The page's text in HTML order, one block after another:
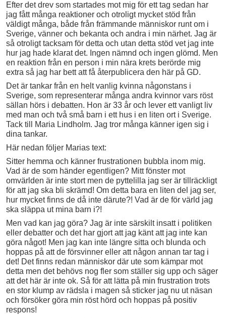
Efter det drev som startades mot mig för ett tag sedan har
jag fått många reaktioner och otroligt mycket stöd från
väldigt många, både från främmande människor runt om i
Sverige, vänner och bekanta och andra i min närhet. Jag är
så otroligt tacksam för detta och utan detta stöd vet jag inte
hur jag hade klarat det. Ingen nämnd och ingen glömd. Men
en reaktion från en person i min nära krets berörde mig
extra så jag har bett att få återpublicera den här på GD.
Det är tankar från en helt vanlig kvinna någonstans i
Sverige, som representerar många andra kvinnor vars röst
sällan hörs i debatten. Hon är 33 år och lever ett vanligt liv
med man och två små barn i ett hus i en liten ort i Sverige.
Tack till Maria Lindholm. Jag tror många känner igen sig i
dina tankar.
Här nedan följer Marias text:
Sitter hemma och känner frustrationen bubbla inom mig.
Vad är de som händer egentligen? Mitt fönster mot
omvärlden är inte stort men de pyttelilla jag ser är tillräckligt
för att jag ska bli skrämd! Om detta bara en liten del jag ser,
hur mycket finns de då inte därute?! Vad är de för värld jag
ska släppa ut mina barn i?!
Men vad kan jag göra? Jag är inte särskilt insatt i politiken
eller debatter och det har gjort att jag känt att jag inte kan
göra något! Men jag kan inte längre sitta och blunda och
hoppas på att de försvinner eller att någon annan tar tag i
det! Det finns redan människor där ute som kämpar mot
detta men det behövs nog fler som ställer sig upp och säger
att det här är inte ok. Så för att lätta på min frustration trots
en stor klump av rädsla i magen så sticker jag nu ut näsan
och försöker göra min röst hörd och hoppas på positiv
respons!